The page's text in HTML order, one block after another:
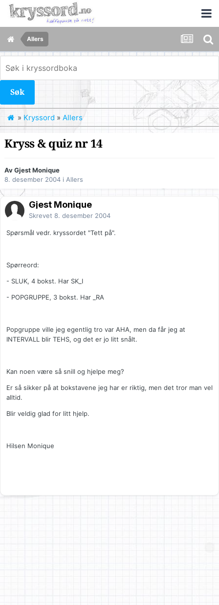
Allers
Søk
» Kryssord » Allers
Kryss & quiz nr 14
Av Gjest Monique
8. desember 2004 i Allers
Gjest Monique
Skrevet 8. desember 2004
Spørsmål vedr. kryssordet "Tett på".
Spørreord:
- SLUK, 4 bokst. Har SK_I
- POPGRUPPE, 3 bokst. Har _RA
Popgruppe ville jeg egentlig tro var AHA, men da får jeg at
INTERVALL blir TEHS, og det er jo litt snålt.
Kan noen være så snill og hjelpe meg?
Er så sikker på at bokstavene jeg har er riktig, men det tror man vel
alltid.
Blir veldig glad for litt hjelp.
Hilsen Monique